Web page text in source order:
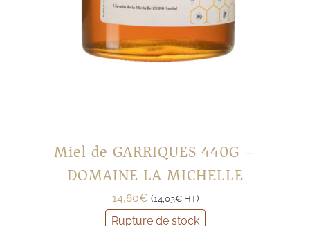
Miel de GARRIQUES 440G –
DOMAINE LA MICHELLE
14,80€ (14,03€HT)
Rupture de stock